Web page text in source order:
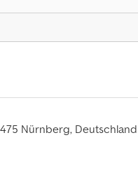
Nürnberg, Deutschland